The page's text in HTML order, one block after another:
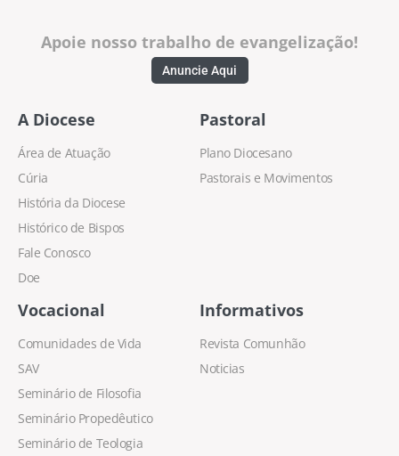
Apoie nosso trabalho de evangelização!
Anuncie Aqui
A Diocese
Área de Atuação
Cúria
História da Diocese
Histórico de Bispos
Fale Conosco
Doe
Pastoral
Plano Diocesano
Pastorais e Movimentos
Vocacional
Comunidades de Vida
SAV
Seminário de Filosofia
Seminário Propedêutico
Seminário de Teologia
Informativos
Revista Comunhão
Noticias